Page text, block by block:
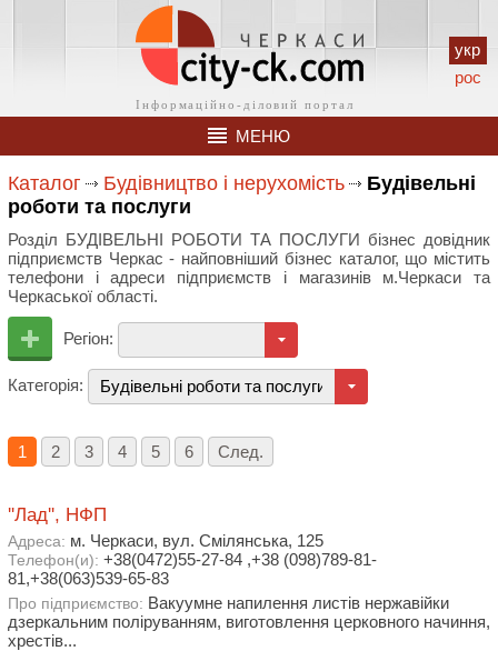
укр
рос
МЕНЮ
Каталог Будівництво і нерухомість
Будівельні
роботи та послуги
Розділ БУДІВЕЛЬНІ РОБОТИ ТА ПОСЛУГИ бізнес довідник
підприємств Черкас - найповніший бізнес каталог, що містить
телефони і адреси підприємств і магазинів м.Черкаси та
Черкаської області.
Регіон:
Категорія: Будівельні роботи та послуги
1 2 3 4 5 6 След.
''Лад'', НФП
Адреса: м. Черкаси, вул. Смілянська, 125
Телефон(и): +38(0472)55-27-84 ,+38 (098)789-81-
81,+38(063)539-65-83
Про підприємство: Вакуумне напилення листів нержавійки
дзеркальним поліруванням, виготовлення церковного начиння,
хрестів...